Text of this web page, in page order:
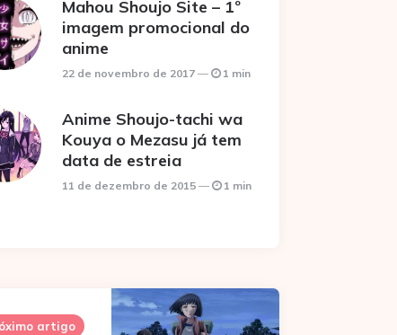
Mahou Shoujo Site – 1º
imagem promocional do
anime
22 de novembro de 2017 1 min
Anime Shoujo-tachi wa
Kouya o Mezasu já tem
data de estreia
11 de dezembro de 2015 1 min
artigo